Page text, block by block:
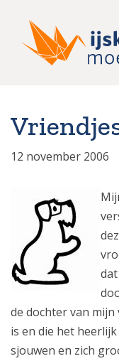
12 november 2006
de dochter van mijn
is en die het
sjouwen en zich